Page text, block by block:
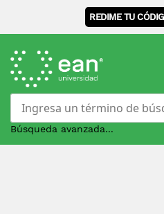
REDIME TU
Búsqueda avanzada...